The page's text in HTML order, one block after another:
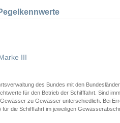
III
des Bundes mit den
für den Betrieb der Schifffahrt. Sind
zu Gewässer unterschiedlich. Bei
die Schifffahrt im jeweiligen